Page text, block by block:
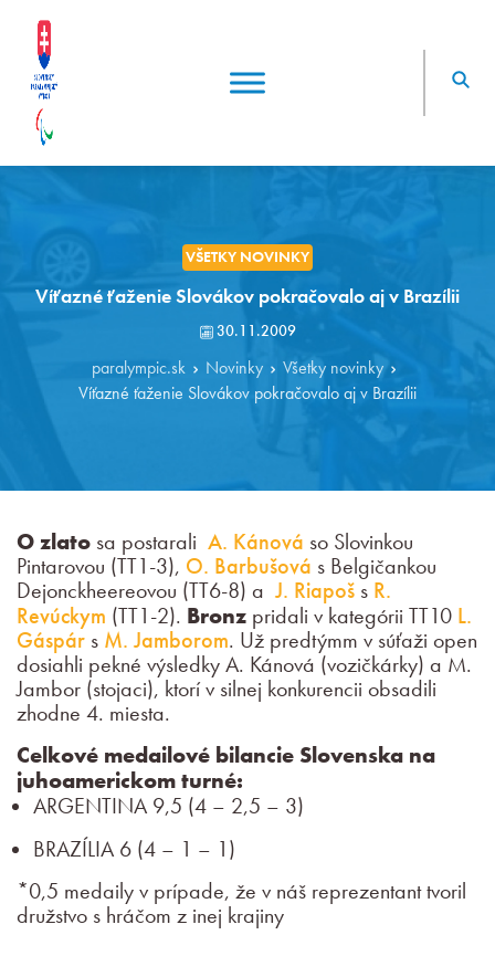
VŠETKY NOVINKY
Víťazné ťaženie Slovákov pokračovalo aj v Brazílii
30.11.2009
paralympic.sk Novinky
Všetky novinky
Víťazné ťaženie Slovákov pokračovalo aj v Brazílii
O zlato sa postarali A. Kánová so Slovinkou
Pintarovou (TT1-3), O. Barbušová s Belgičankou
Dejonckheereovou (TT6-8) a J. Riapoš s R.
Revúckym (TT1-2). Bronz pridali v kategórii TT10 L.
Gáspár s M. Jamborom. Už predtýmm v súťaži open
dosiahli pekné výsledky A. Kánová (vozičkárky) a M.
Jambor (stojaci), ktorí v silnej konkurencii obsadili
zhodne 4. miesta.
Celkové medailové bilancie Slovenska na
juhoamerickom turné:
ARGENTINA 9,5 (4 – 2,5 – 3)
BRAZÍLIA 6 (4 – 1 – 1)
*0,5 medaily v prípade, že v náš reprezentant tvoril
družstvo s hráčom z inej krajiny